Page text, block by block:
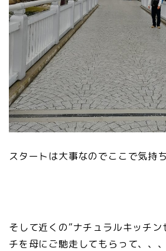
スタートは大事なのでここで気持
そして近くの“ナチュラルキッチン
チを母にご馳走してもらって、、、